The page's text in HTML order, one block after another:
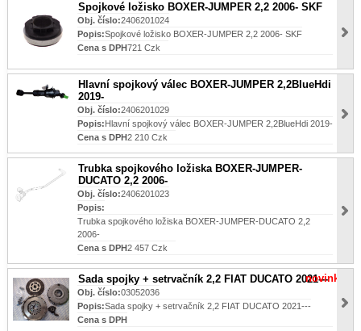
Spojkové ložisko BOXER-JUMPER 2,2 2006- SKF
Obj. číslo:2406201024
Popis:Spojkové ložisko BOXER-JUMPER 2,2 2006- SKF
Cena s DPH721 Czk
Hlavní spojkový válec BOXER-JUMPER 2,2BlueHdi
2019-
Obj. číslo:2406201029
Popis: Hlavní spojkový válec BOXER-JUMPER 2,2BlueHdi 2019-
Cena s DPH2 210 Czk
Trubka spojkového ložiska BOXER-JUMPER-
DUCATO 2,2 2006-
Obj. číslo:2406201023
Popis:
Trubka spojkového ložiska BOXER-JUMPER-DUCATO 2,2
2006-
Cena s DPH2 457 Czk
Sada spojky + setrvačník 2,2 FIAT DUCATO 2021---
novinka
Obj. číslo:03052036
Popis:Sada spojky + setrvačník 2,2 FIAT DUCATO 2021---
Cena s DPH